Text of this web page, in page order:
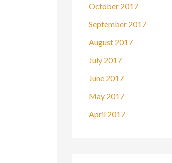
October 2017
September 2017
August 2017
July 2017
June 2017
May 2017
April 2017